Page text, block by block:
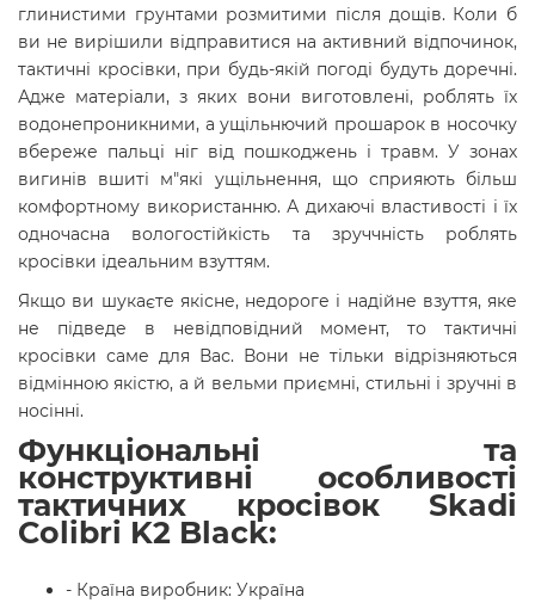
глинистими грунтами розмитими після дощів. Коли б
ви не вирішили відправитися на активний відпочинок,
тактичні кросівки, при будь-якій погоді будуть доречні.
Адже матеріали, з яких вони виготовлені, роблять їх
водонепроникними, а ущільнючий прошарок в носочку
вбереже пальці ніг від пошкоджень і травм. У зонах
вигинів вшиті м"які ущільнення, що сприяють більш
комфортному використанню. А дихаючі властивості і їх
одночасна вологостійкість та зруччність роблять
кросівки ідеальним взуттям.
Якщо ви шукаєте якісне, недороге і надійне взуття, яке
не підведе в невідповідний момент, то тактичні
кросівки саме для Вас. Вони не тільки відрізняються
відмінною якістю, а й вельми приємні, стильні і зручні в
носінні.
Функціональні та
конструктивні особливості
тактичних кросівок Skadi
Colibri K2 Black:
- Країна виробник: Україна